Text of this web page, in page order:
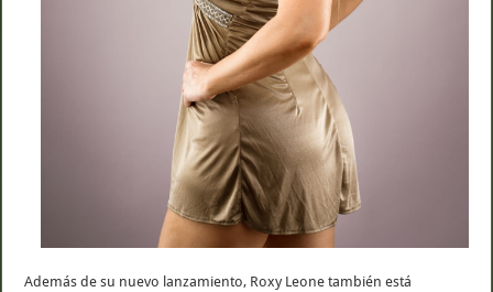
Además de su nuevo lanzamiento, Roxy Leone también está